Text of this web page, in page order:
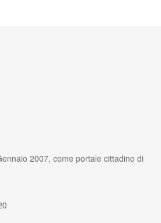
2007, come portale cittadino di